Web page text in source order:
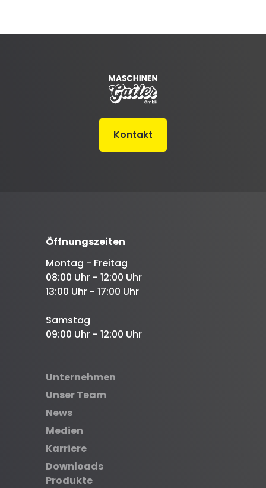
Kontakt
Öffnungszeiten
Montag - Freitag
08:00 Uhr - 12:00 Uhr
13:00 Uhr - 17:00 Uhr
Samstag
09:00 Uhr - 12:00 Uhr
Unternehmen
Unser Team
News
Medien
Karriere
Downloads
Produkte